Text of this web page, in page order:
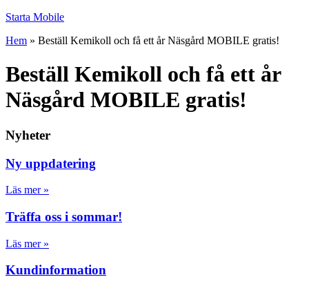
Starta Mobile
Hem » Beställ Kemikoll och få ett år Näsgård MOBILE gratis!
Beställ Kemikoll och få ett år
Näsgård MOBILE gratis!
Nyheter
Ny uppdatering
Läs mer »
Träffa oss i sommar!
Läs mer »
Kundinformation